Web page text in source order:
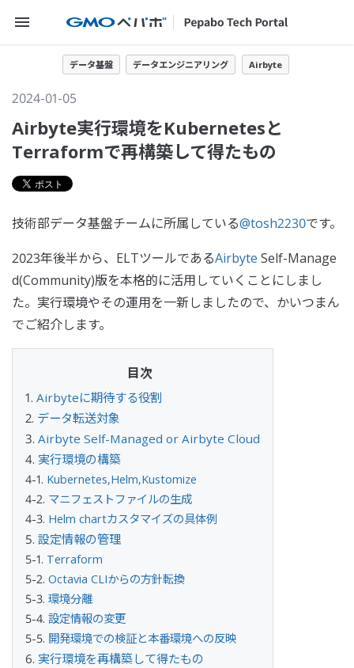
メニューを開く
データ基盤 データエンジニアリング Airbyte
2024-01-05
Airbyte実行環境をKubernetesと
Terraformで再構築して得たもの
技術部データ基盤チームに所属している@tosh2230です。
2023年後半から、ELTツールであるAirbyte Self-Manage
d(Community)版を本格的に活用していくことにしまし
た。実行環境やその運用を一新しましたので、かいつまん
でご紹介します。
Airbyteに期待する役割
データ転送対象
Airbyte Self-Managed or Airbyte Cloud
実行環境の構築
Kubernetes,Helm,Kustomize
マニフェストファイルの生成
Helm chartカスタマイズの具体例
設定情報の管理
Terraform
Octavia CLIからの方針転換
環境分離
設定情報の変更
開発環境での検証と本番環境への反映
実行環境を再構築して得たもの